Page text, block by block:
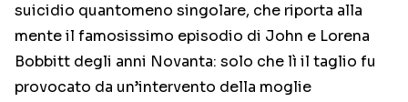
suicidio quantomeno singolare, che riporta alla
mente il famosissimo episodio di John e Lorena
Bobbitt degli anni Novanta: solo che lì il taglio fu
provocato da un’intervento della moglie